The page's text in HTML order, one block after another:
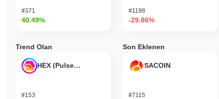
#371
40.49%
#1198
-29.86%
Trend Olan
HEX (Pulsechain)
#153
Son Eklenen
SACOIN
#7115